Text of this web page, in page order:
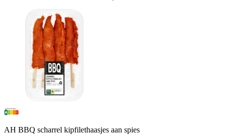
AH BBQ scharrel kipfilethaasjes aan spies